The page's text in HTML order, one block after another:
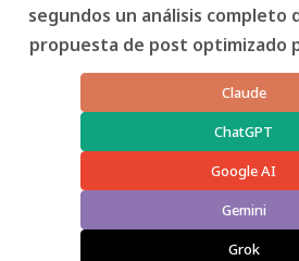
segundos un análisis completo
propuesta de post optimizado
Claude
ChatGPT
Google AI
Gemini
Grok